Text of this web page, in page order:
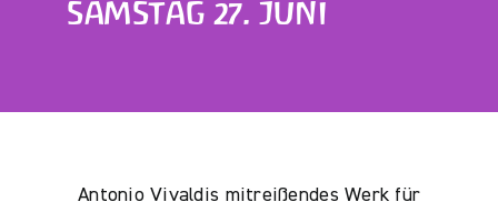
SAMSTAG 27. JUNI
Antonio Vivaldis mitreißendes Werk für